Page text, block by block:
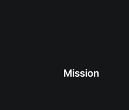
Mission